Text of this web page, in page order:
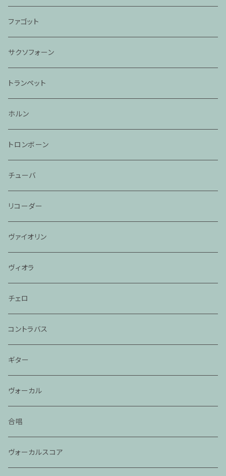
ファゴット
サクソフォーン
トランペット
ホルン
トロンボーン
チューバ
リコーダー
ヴァイオリン
ヴィオラ
チェロ
コントラバス
ギター
ヴォーカル
合唱
ヴォーカルスコア